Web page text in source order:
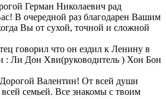
Герман Николаевич рад
В очередной раз благодарен Вашим
Вы от сухой, точной и сложной
говорил что он ездил к Ленину в
: Ли Дон Хви(руководитель ) Хон Бон
Валентин! От всей души
всей семьей. Все знакомы с твоим